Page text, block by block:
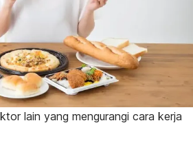
lain yang mengurangi cara kerja